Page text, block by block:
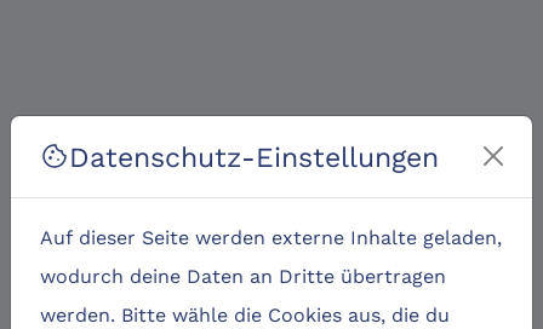
cookieDatenschutz-Einstellungen
Auf dieser Seite werden externe Inhalte geladen,
wodurch deine Daten an Dritte übertragen
werden. Bitte wähle die Cookies aus, die du